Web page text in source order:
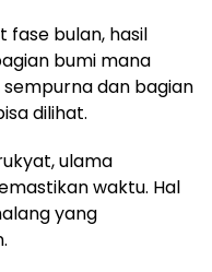
fase bulan, hasil
bumi mana
dan bagian
dilihat.
ulama
waktu. Hal
yang